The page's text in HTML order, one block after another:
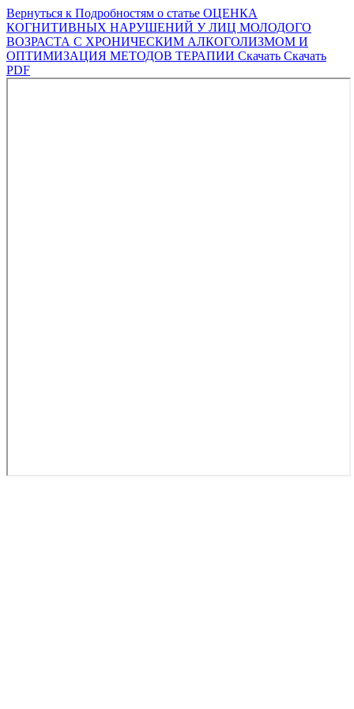
Вернуться к Подробностям о статье ОЦЕНКА
КОГНИТИВНЫХ НАРУШЕНИЙ У ЛИЦ МОЛОДОГО
ВОЗРАСТА С ХРОНИЧЕСКИМ АЛКОГОЛИЗМОМ И
ОПТИМИЗАЦИЯ МЕТОДОВ ТЕРАПИИ Скачать Скачать
PDF